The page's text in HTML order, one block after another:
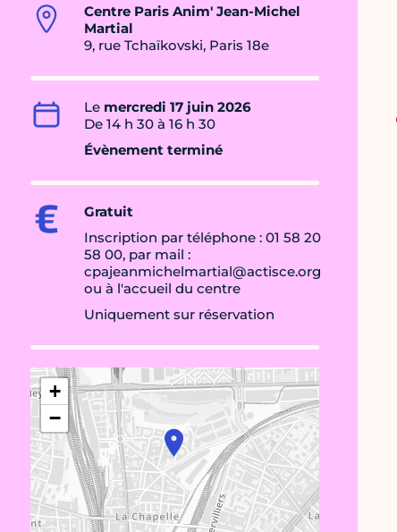
Centre Paris Anim' Jean-Michel
Martial
9, rue Tchaïkovski, Paris 18e
Le mercredi 17 juin 2026
De 14 h 30 à 16 h 30
Évènement terminé
Gratuit
Inscription par téléphone : 01 58 20
58 00, par mail :
cpajeanmichelmartial@actisce.org
ou à l'accueil du centre
Uniquement sur réservation
+
−